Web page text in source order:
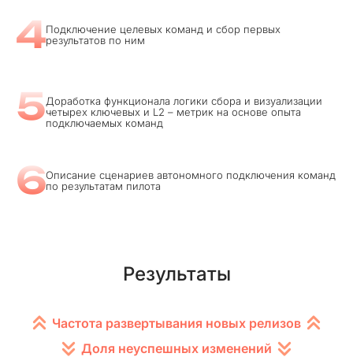
4Подключение целевых команд и сбор первых
результатов по ним
5Доработка функционала логики сбора и визуализации
четырех ключевых и L2 – метрик на основе опыта
подключаемых команд
6Описание сценариев автономного подключения команд
по результатам пилота
Результаты
Частота развертывания новых релизов
Доля неуспешных изменений